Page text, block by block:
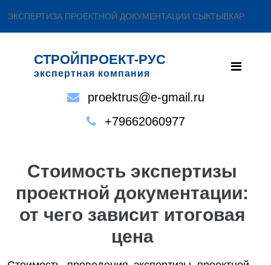
ЭКСПЕРТИЗА ПРОЕКТНОЙ ДОКУМЕНТАЦИИ СЫКТЫВКАР
СТРОЙПРОЕКТ-РУС
экспертная компания
proektrus@e-gmail.ru
+79662060977
Стоимость экспертизы
проектной документации:
от чего зависит итоговая
цена